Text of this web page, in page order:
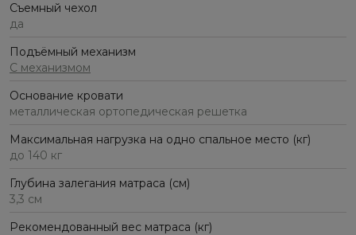
Съемный чехол
да
Подъёмный механизм
С механизмом
Основание кровати
металлическая ортопедическая решетка
Максимальная нагрузка на одно спальное место (кг)
до 140 кг
Глубина залегания матраса (см)
3,3 см
Рекомендованный вес матраса (кг)